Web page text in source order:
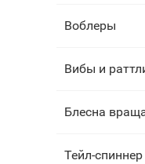
Воблеры
Вибы и
Блесна
Тейл-спиннер